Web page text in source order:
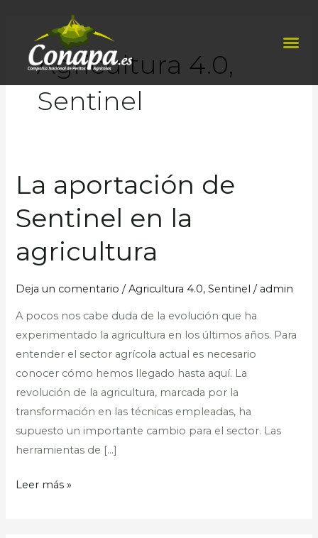
contenido
Agricultura 4.0,
Sentinel
La aportación de
Sentinel en la
agricultura
Deja un comentario /Agricultura 4.0, Sentinel / admin
A pocos nos cabe duda de la evolución que ha
experimentado la agricultura en los últimos años. Para
entender el sector agrícola actual es necesario
conocer cómo hemos llegado hasta aquí. La
revolución de la agricultura, marcada por la
transformación en las técnicas empleadas, ha
supuesto un importante cambio para el sector. Las
herramientas de […]
La
aportación
de
en
agricultura
Leer más »